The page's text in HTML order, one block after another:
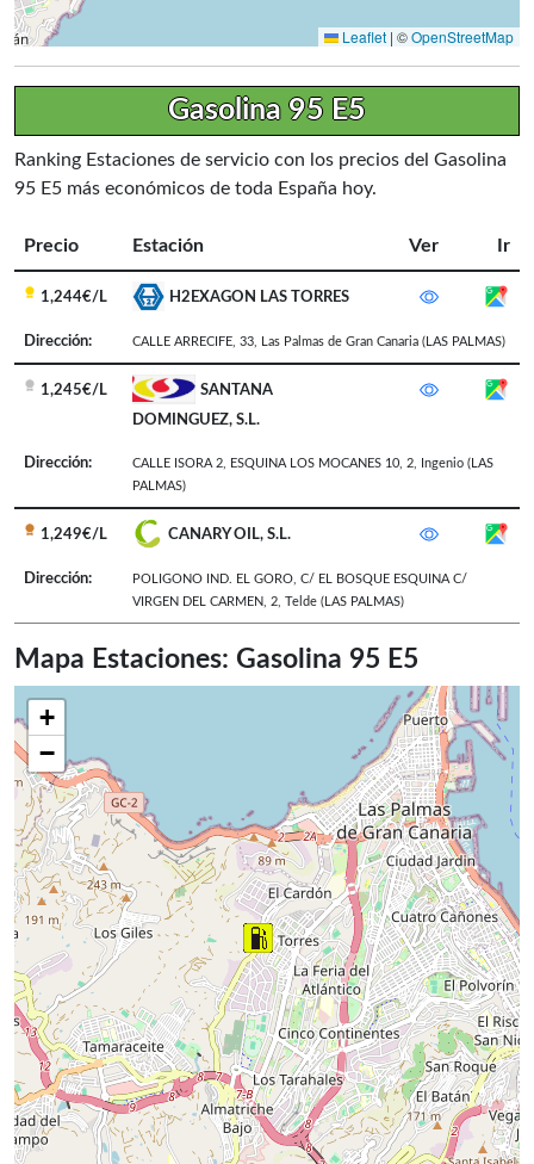
Leaflet | ©OpenStreetMap
Gasolina 95 E5
Ranking Estaciones de servicio con los precios del Gasolina
95 E5 más económicos de toda España hoy.
Precio Estación Ver Ir
1,244€/L H2EXAGON LAS TORRES
Dirección: CALLE ARRECIFE, 33 Las Palmas de Gran Canaria (LAS PALMAS)
1,245€/L
SANTANA
DOMINGUEZ, S.L.
Dirección: CALLE ISORA 2, ESQUINA LOS MOCANES 10, 2 Ingenio (LAS
PALMAS)
1,249€/L CANARY OIL, S.L.
Dirección:
POLIGONO IND. EL GORO, C/ EL BOSQUE ESQUINA C/
VIRGEN DEL CARMEN, 2 Telde (LAS PALMAS)
Mapa Estaciones: Gasolina 95 E5
+
−